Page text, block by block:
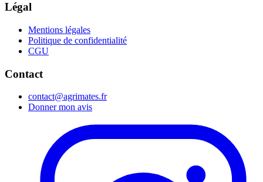
Légal
Mentions légales
Politique de confidentialité
CGU
Contact
contact@agrimates.fr
Donner mon avis